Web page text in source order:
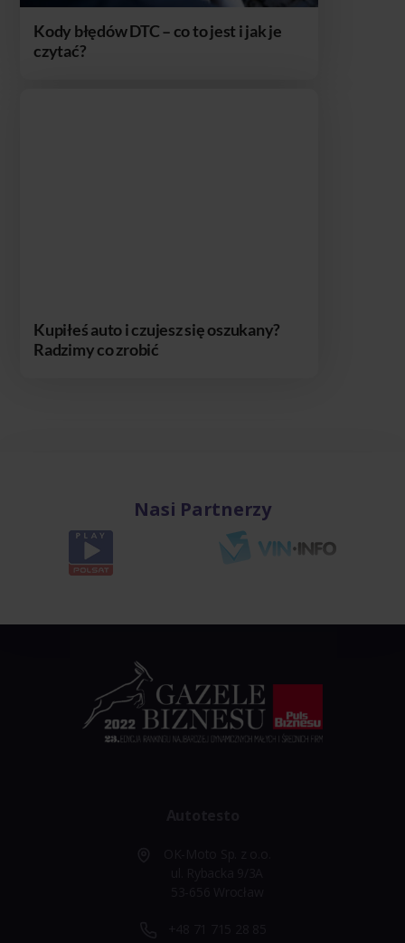
Kody błędów DTC – co to jest i jak je
czytać?
Kupiłeś auto i czujesz się oszukany?
Radzimy co zrobić
Nasi Partnerzy